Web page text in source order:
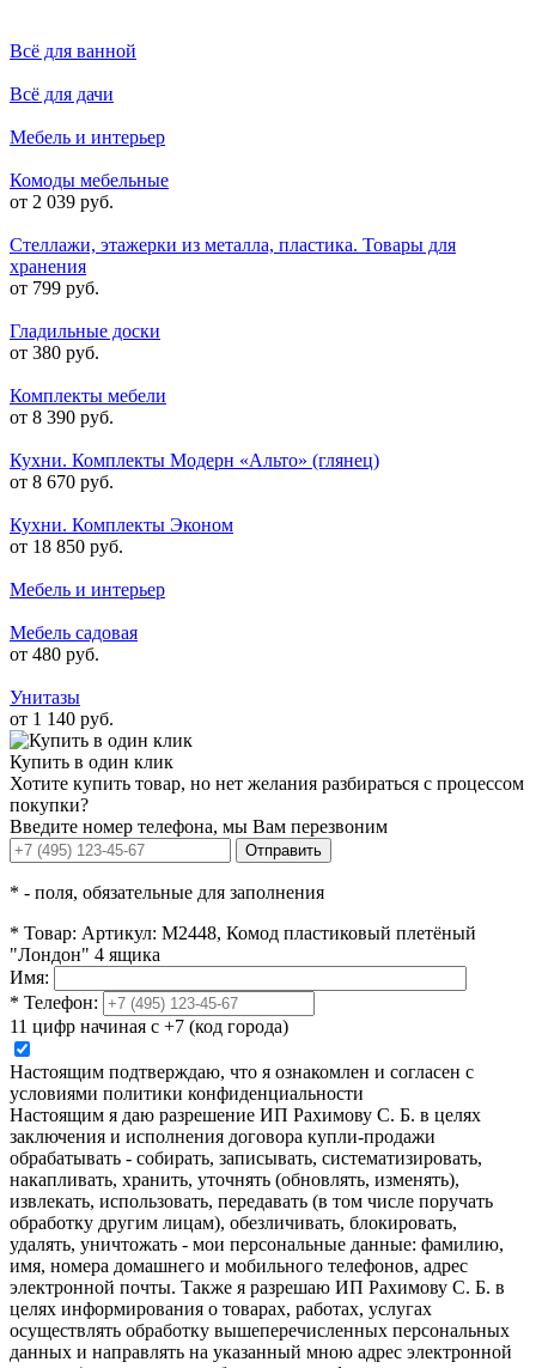
Всё для ванной
Всё для дачи
Мебель и интерьер
Комоды мебельные
от 2 039 руб.
Стеллажи, этажерки из металла, пластика. Товары для
хранения
от 799 руб.
Гладильные доски
от 380 руб.
Комплекты мебели
от 8 390 руб.
Кухни. Комплекты Модерн «Альто» (глянец)
от 8 670 руб.
Кухни. Комплекты Эконом
от 18 850 руб.
Мебель и интерьер
Мебель садовая
от 480 руб.
Унитазы
от 1 140 руб.
Купить в один клик
Хотите купить товар, но нет желания разбираться с процессом
покупки?
Введите номер телефона, мы Вам перезвоним
Отправить
* - поля, обязательные для заполнения
* Товар: Артикул: М2448, Комод пластиковый плетёный
"Лондон" 4 ящика
Имя:
* Телефон:
11 цифр начиная с +7 (код города)
Настоящим подтверждаю, что я ознакомлен и согласен с
условиями политики конфиденциальности
Настоящим я даю разрешение ИП Рахимову С. Б. в целях
заключения и исполнения договора купли-продажи
обрабатывать - собирать, записывать, систематизировать,
накапливать, хранить, уточнять (обновлять, изменять),
извлекать, использовать, передавать (в том числе поручать
обработку другим лицам), обезличивать, блокировать,
удалять, уничтожать - мои персональные данные: фамилию,
имя, номера домашнего и мобильного телефонов, адрес
электронной почты. Также я разрешаю ИП Рахимову С. Б. в
целях информирования о товарах, работах, услугах
осуществлять обработку вышеперечисленных персональных
данных и направлять на указанный мною адрес электронной